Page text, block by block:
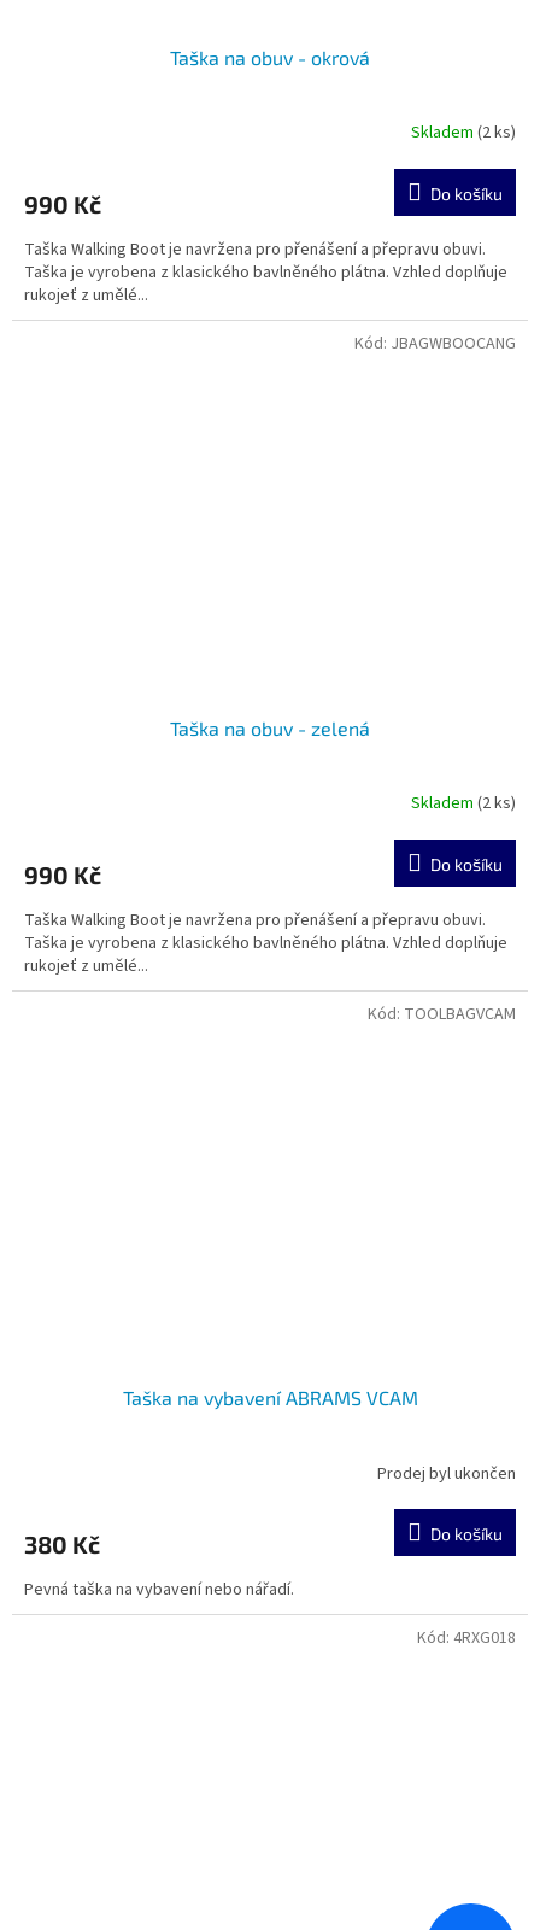
Taška na obuv - okrová
Skladem (2 ks)
990 Kč Do košíku
Taška Walking Boot je navržena pro přenášení a přepravu obuvi.
Taška je vyrobena z klasického bavlněného plátna. Vzhled doplňuje
rukojeť z umělé...
Taška na obuv - zelená
Skladem (2 ks)
990 Kč Do košíku
Taška Walking Boot je navržena pro přenášení a přepravu obuvi.
Taška je vyrobena z klasického bavlněného plátna. Vzhled doplňuje
rukojeť z umělé...
Kód: JBAGWBOOCANG
Taška na vybavení ABRAMS VCAM
Prodej byl ukončen
380 Kč Do košíku
Pevná taška na vybavení nebo nářadí.
Kód: TOOLBAGVCAM
Kód: 4RXG018